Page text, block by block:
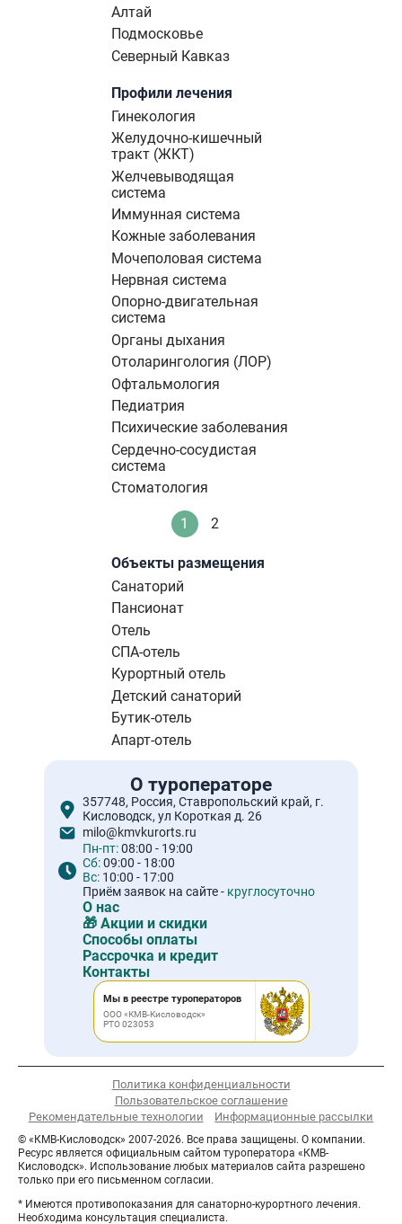
Алтай
Подмосковье
Северный Кавказ
Профили лечения
Гинекология
Желудочно-кишечный
тракт (ЖКТ)
Желчевыводящая
система
Иммунная система
Кожные заболевания
Мочеполовая система
Нервная система
Опорно-двигательная
система
Органы дыхания
Отоларингология (ЛОР)
Офтальмология
Педиатрия
Психические заболевания
Сердечно-сосудистая
система
Стоматология
Нумерация
страниц Текущая
1 Стандартное
2
Объекты размещения
Санаторий
Пансионат
Отель
СПА-отель
Курортный отель
Детский санаторий
Бутик-отель
Апарт-отель
О туроператоре
357748, Россия, Ставропольский край, г.
Кисловодск, ул Короткая д. 26
milo@kmvkurorts.ru
Пн-пт:08:00 - 19:00
Сб:09:00 - 18:00
Вс: 10:00 - 17:00
Приём заявок на сайте - круглосуточно
О нас
🎁 Акции и скидки
Способы оплаты
Рассрочка и кредит
Контакты
Мы в реестре туроператоров
ООО «КМВ-Кисловодск»
РТО 023053
Политика конфиденциальности
Пользовательское соглашение
Рекомендательные технологии
Информационные рассылки
© «КМВ-Кисловодск» 2007-2026. Все права защищены. О компании.
Ресурс является официальным сайтом туроператора «КМВ-
Кисловодск». Использование любых материалов сайта разрешено
только при его письменном согласии.
* Имеются противопоказания для санаторно-курортного лечения.
Необходима консультация специалиста.